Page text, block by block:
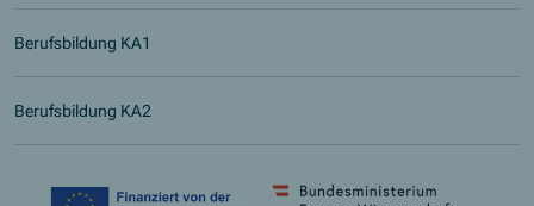
Berufsbildung KA1
Berufsbildung KA2